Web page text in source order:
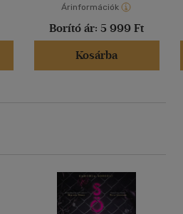
Árinformációk
Borító ár: 5 999 Ft
Kosárba